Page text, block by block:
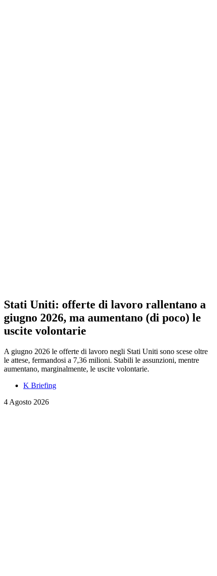
Stati Uniti: offerte di lavoro rallentano a
giugno 2026, ma aumentano (di poco) le
uscite volontarie
A giugno 2026 le offerte di lavoro negli Stati Uniti sono scese oltre
le attese, fermandosi a 7,36 milioni. Stabili le assunzioni, mentre
aumentano, marginalmente, le uscite volontarie.
K Briefing
4 Agosto 2026